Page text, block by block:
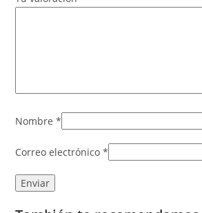
Nombre*
Correo electrónico*